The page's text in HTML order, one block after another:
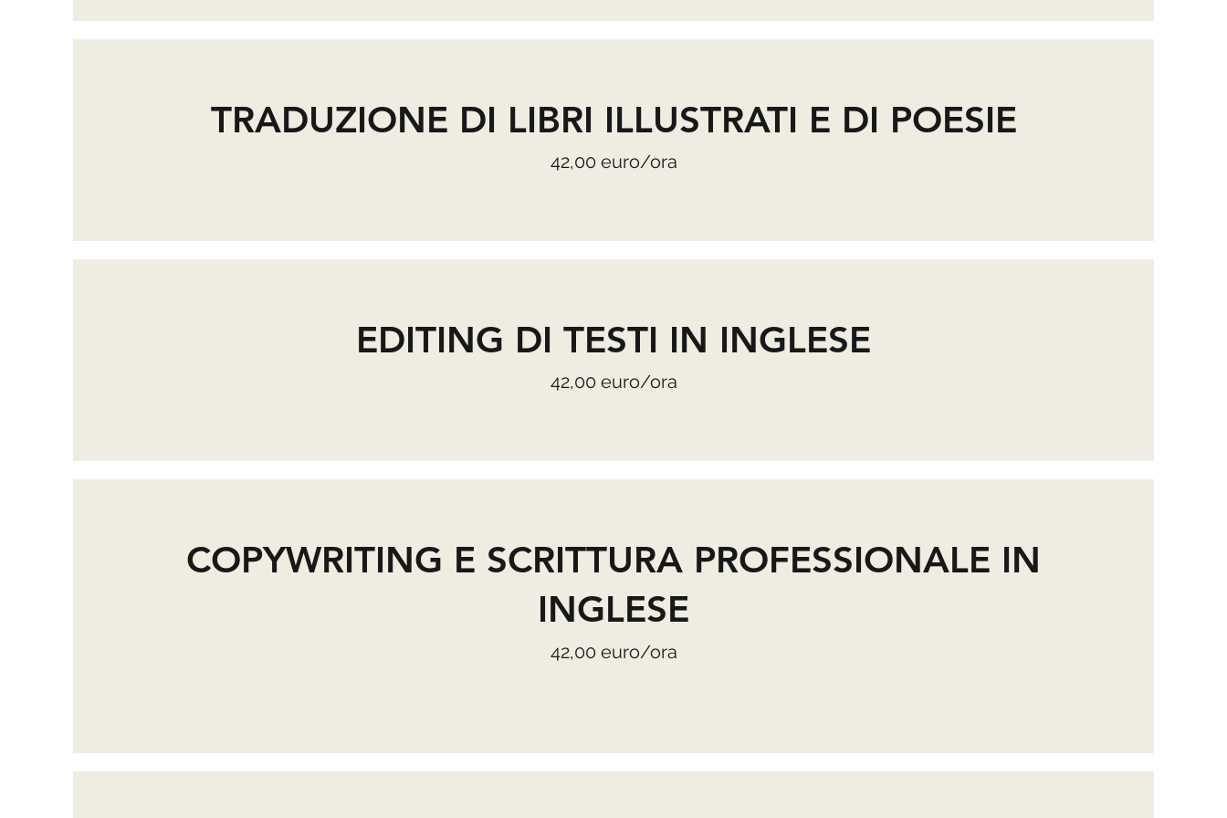
TRADUZIONE DI LIBRI ILLUSTRATI E DI POESIE
42,00 euro/ora
EDITING DI TESTI IN INGLESE
42,00 euro/ora
COPYWRITING E SCRITTURA PROFESSIONALE IN
INGLESE
42,00 euro/ora